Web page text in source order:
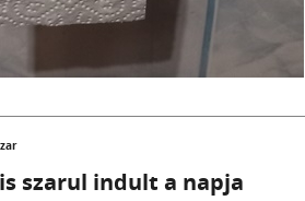
szarul indult a napja